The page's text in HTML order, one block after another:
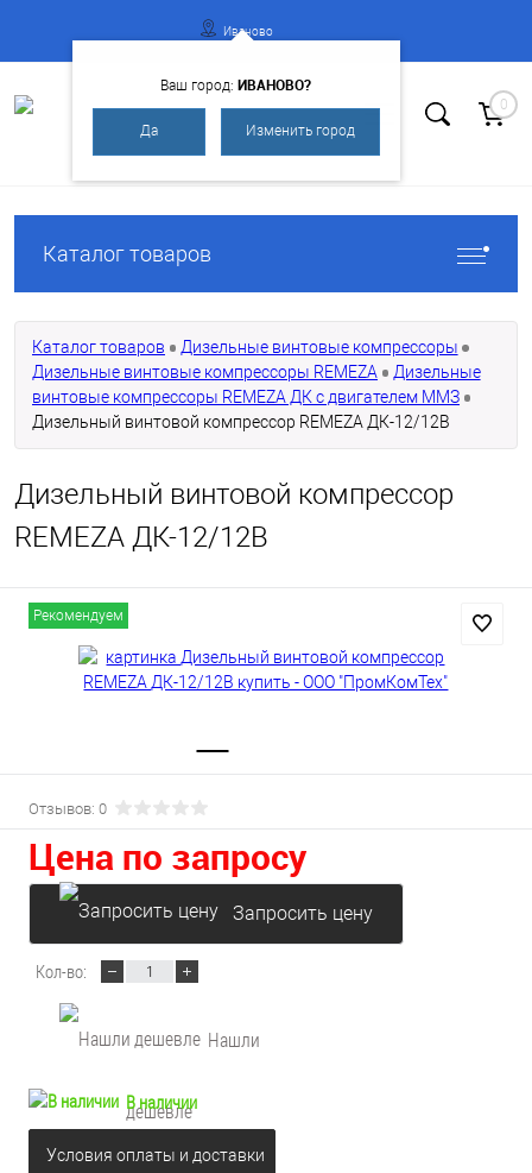
Регистрация
Иваново
Ваш город: ИВАНОВО?
Да Изменить город
0
Каталог товаров
Каталог товаров
Дизельные винтовые компрессоры
Дизельные винтовые компрессоры REMEZA
Дизельные
винтовые компрессоры REMEZA ДК с двигателем ММЗ
Дизельный винтовой компрессор REMEZA ДК-12/12В
Дизельный винтовой компрессор
REMEZA ДК-12/12В
Рекомендуем
Отзывов: 0
Цена по запросу
Запросить цену
Кол-во:
Нашли
дешевле
В наличии
Условия оплаты и доставки